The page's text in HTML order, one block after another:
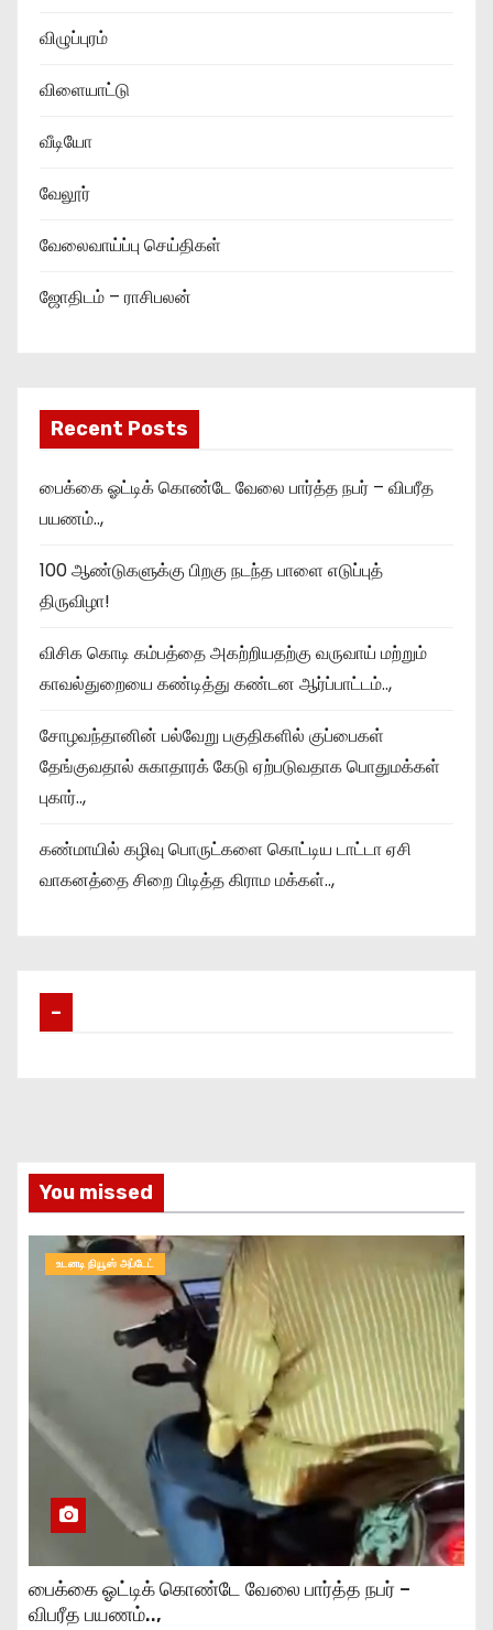
விழுப்புரம்
விளையாட்டு
வீடியோ
வேலூர்
வேலைவாய்ப்பு செய்திகள்
ஜோதிடம் – ராசிபலன்
Recent Posts
பைக்கை ஓட்டிக் கொண்டே வேலை பார்த்த நபர் – விபரீத
பயணம்..,
100 ஆண்டுகளுக்கு பிறகு நடந்த பாளை எடுப்புத்
திருவிழா!
விசிக கொடி கம்பத்தை அகற்றியதற்கு வருவாய் மற்றும்
காவல்துறையை கண்டித்து கண்டன ஆர்ப்பாட்டம்..,
சோழவந்தானின் பல்வேறு பகுதிகளில் குப்பைகள்
தேங்குவதால் சுகாதாரக் கேடு ஏற்படுவதாக பொதுமக்கள்
புகார்..,
கண்மாயில் கழிவு பொருட்களை கொட்டிய டாட்டா ஏசி
வாகனத்தை சிறை பிடித்த கிராம மக்கள்..,
–
You missed
உடனடி நியூஸ் அப்டேட்
பைக்கை ஓட்டிக் கொண்டே வேலை பார்த்த நபர் –
விபரீத பயணம்..,